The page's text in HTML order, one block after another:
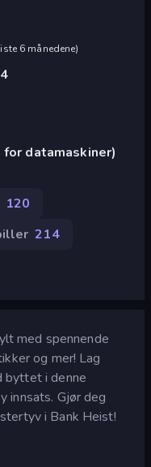
6 månedene)
datamaskiner)
120
214
med spennende
og mer! Lag
byttet i denne
innsats. Gjør deg
i Bank Heist!